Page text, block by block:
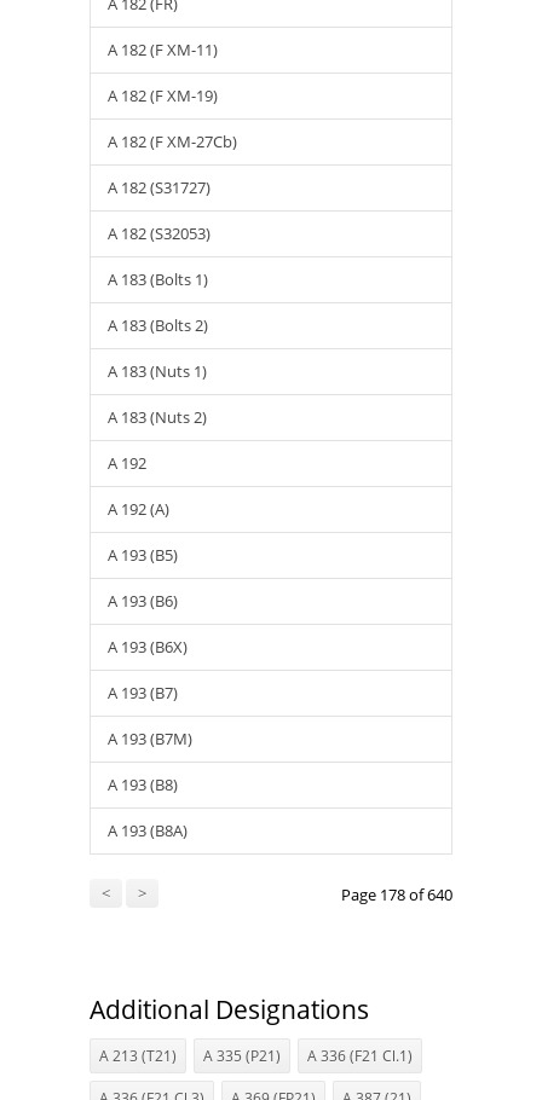
A 182 (F XM-11)
A 182 (F XM-19)
A 182 (F XM-27Cb)
A 182 (S31727)
A 182 (S32053)
A 183 (Bolts 1)
A 183 (Bolts 2)
A 183 (Nuts 1)
A 183 (Nuts 2)
A 192
A 192 (A)
A 193 (B5)
A 193 (B6)
A 193 (B6X)
A 193 (B7)
A 193 (B7M)
A 193 (B8)
A 193 (B8A)
< > Page 178 of 640
Additional Designations
A 213 (T21) A 335 (P21) A 336 (F21 Cl.1)